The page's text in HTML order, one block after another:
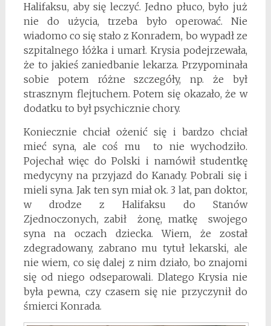
Halifaksu, aby się leczyć. Jedno płuco, było już
nie do użycia, trzeba było operować. Nie
wiadomo co się stało z Konradem, bo wypadł ze
szpitalnego łóżka i umarł. Krysia podejrzewała,
że to jakieś zaniedbanie lekarza. Przypominała
sobie potem różne szczegóły, np. że był
strasznym flejtuchem. Potem się okazało, że w
dodatku to był psychicznie chory.
Koniecznie chciał ożenić się i bardzo chciał
mieć syna, ale coś mu to nie wychodziło.
Pojechał więc do Polski i namówił studentkę
medycyny na przyjazd do Kanady. Pobrali się i
mieli syna. Jak ten syn miał ok. 3 lat, pan doktor,
w drodze z Halifaksu do Stanów
Zjednoczonych, zabił żonę, matkę swojego
syna na oczach dziecka. Wiem, że został
zdegradowany, zabrano mu tytuł lekarski, ale
nie wiem, co się dalej z nim działo, bo znajomi
się od niego odseparowali. Dlatego Krysia nie
była pewna, czy czasem się nie przyczynił do
śmierci Konrada.